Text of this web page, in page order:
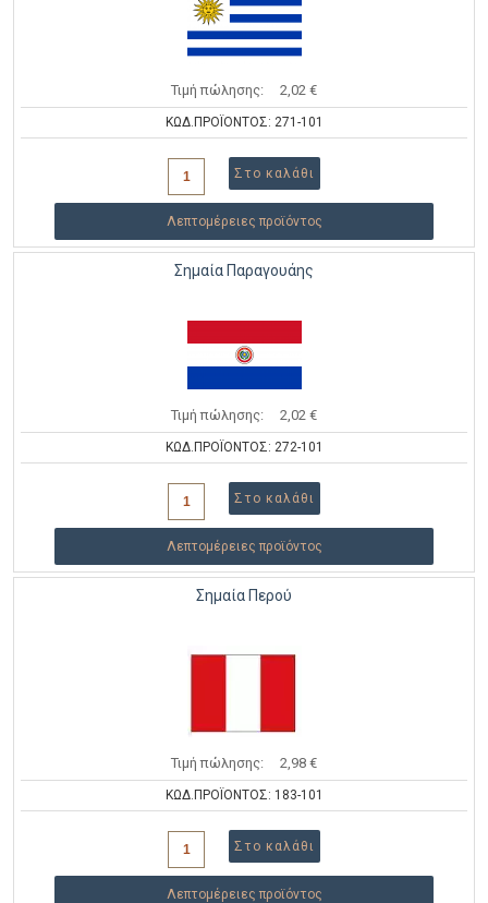
Τιμή πώλησης: 2,02 €
ΚΩΔ.ΠΡΟΪΟΝΤΟΣ: 271-101
Λεπτομέρειες προϊόντος
Σημαία Παραγουάης
Τιμή πώλησης: 2,02 €
ΚΩΔ.ΠΡΟΪΟΝΤΟΣ: 272-101
Λεπτομέρειες προϊόντος
Σημαία Περού
Τιμή πώλησης: 2,98 €
ΚΩΔ.ΠΡΟΪΟΝΤΟΣ: 183-101
Λεπτομέρειες προϊόντος